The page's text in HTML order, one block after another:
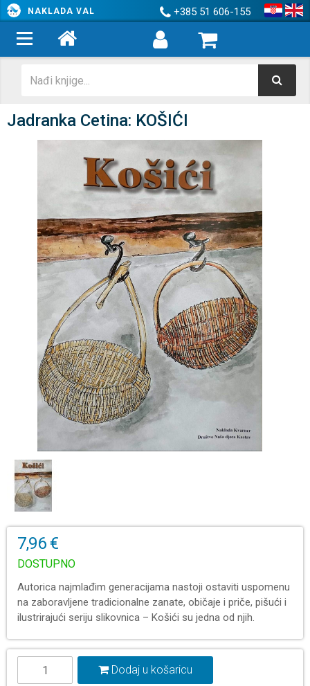
NAKLADA VAL +385 51 606-155
Jadranka Cetina: KOŠIĆI
7,96 €
DOSTUPNO
Autorica najmlađim generacijama nastoji ostaviti uspomenu
na zaboravljene tradicionalne zanate, običaje i priče, pišući i
ilustrirajući seriju slikovnica – Košići su jedna od njih.
Dodaj u košaricu